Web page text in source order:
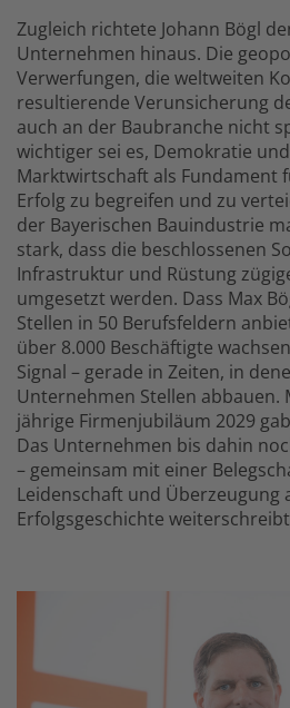
Zugleich richtete Johann Bögl
Unternehmen hinaus. Die
Verwerfungen, die weltweiten
resultierende Verunsicherung
auch an der Baubranche nicht
wichtiger sei es, Demokratie
Marktwirtschaft als Fundament
Erfolg zu begreifen und zu
der Bayerischen Bauindustrie
stark, dass die beschlossenen
Infrastruktur und Rüstung
umgesetzt werden. Dass Max
Stellen in 50 Berufsfeldern
über 8.000 Beschäftigte
Signal – gerade in Zeiten, in
Unternehmen Stellen abbauen.
jährige Firmenjubiläum 2029
Das Unternehmen bis dahin
– gemeinsam mit einer
Leidenschaft und Überzeugung
Erfolgsgeschichte